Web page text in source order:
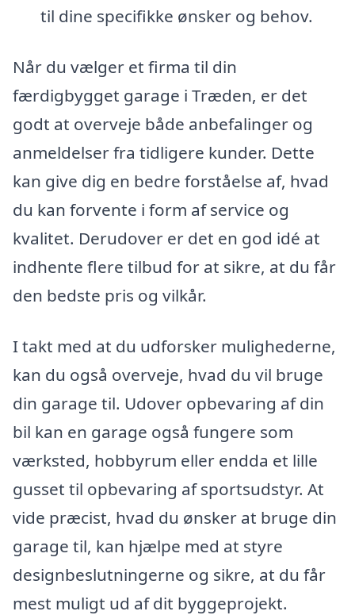
til dine specifikke ønsker og behov.
Når du vælger et firma til din
færdigbygget garage i Træden, er det
godt at overveje både anbefalinger og
anmeldelser fra tidligere kunder. Dette
kan give dig en bedre forståelse af, hvad
du kan forvente i form af service og
kvalitet. Derudover er det en god idé at
indhente flere tilbud for at sikre, at du får
den bedste pris og vilkår.
I takt med at du udforsker mulighederne,
kan du også overveje, hvad du vil bruge
din garage til. Udover opbevaring af din
bil kan en garage også fungere som
værksted, hobbyrum eller endda et lille
gusset til opbevaring af sportsudstyr. At
vide præcist, hvad du ønsker at bruge din
garage til, kan hjælpe med at styre
designbeslutningerne og sikre, at du får
mest muligt ud af dit byggeprojekt.